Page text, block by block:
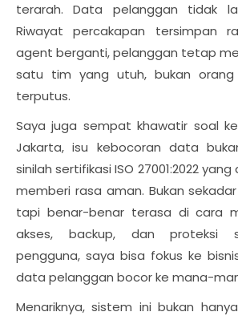
terarah. Data pelanggan tidak
Riwayat percakapan tersimpan
agent berganti, pelanggan tetap
satu tim yang utuh, bukan
terputus.
Saya juga sempat khawatir soal
Jakarta, isu kebocoran data
sinilah sertifikasi ISO 27001:2022
memberi rasa aman. Bukan
tapi benar-benar terasa di cara
akses, backup, dan proteksi
pengguna, saya bisa fokus ke
data pelanggan bocor ke mana-
Menariknya, sistem ini bukan